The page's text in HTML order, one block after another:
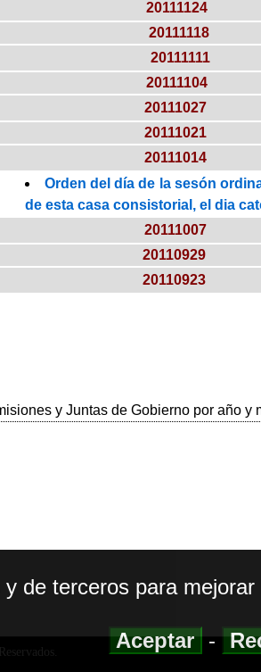
20111124
20111118
20111111
20111104
20111027
20111021
20111014
Orden del día de la sesón
de esta casa consistorial, el dia
20111007
20110929
20110923
y Juntas de Gobierno por año y
de terceros para
Aceptar-